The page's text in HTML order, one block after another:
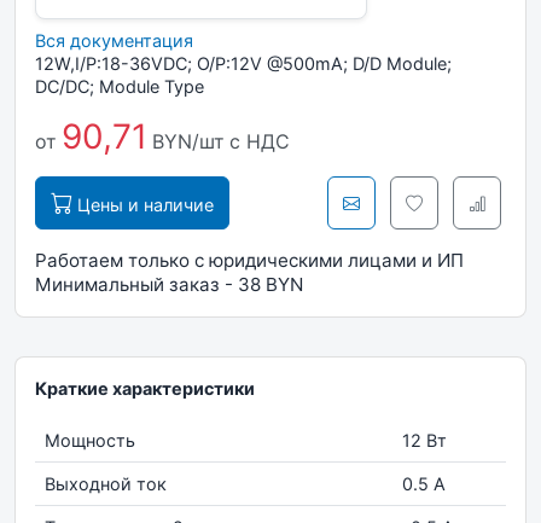
Вся документация
12W,I/P:18-36VDC; O/P:12V @500mA; D/D Module;
DC/DC; Module Type
от 90,71 BYN/шт с НДС
Цены и наличие
Работаем только с юридическими лицами и ИП
Минимальный заказ - 38 BYN
Краткие характеристики
Мощность 12 Вт
Выходной ток 0.5 А